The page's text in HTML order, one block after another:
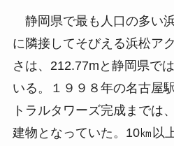
静岡県で最も人口の多い
に隣接してそびえる浜松ア
さは、212.77mと静岡県で
いる。１９９８年の名古屋
トラルタワーズ完成までは
建物となっていた。10㎞以